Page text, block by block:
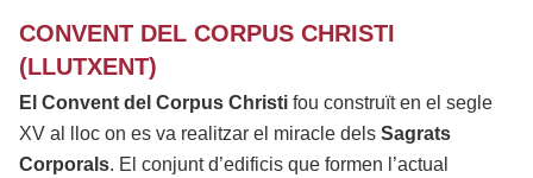
CONVENT DEL CORPUS CHRISTI
(LLUTXENT)
El Convent del Corpus Christi fou construït en el segle
XV al lloc on es va realitzar el miracle dels Sagrats
Corporals. El conjunt d’edificis que formen l’actual